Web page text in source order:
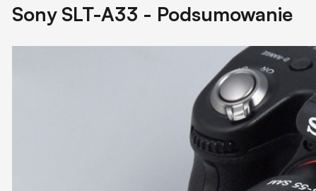
Sony SLT-A33 - Podsumowanie